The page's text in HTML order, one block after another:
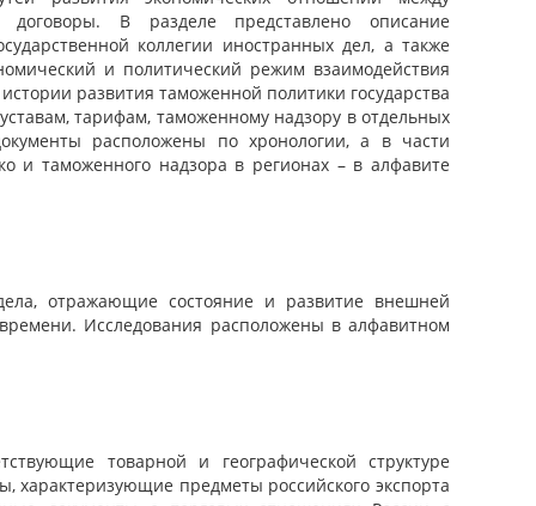
библиотека Республики Бурятия, Российская
библиотека, Российский государственный
Тобольский государственный историко-
библиотека имени Д. И. Менделеева.
договоры. В разделе представлено описание
коллегии иностранных дел, а также
и политический режим взаимодействия
развития таможенной политики государства
тарифам, таможенному надзору в отдельных
расположены по хронологии, а в части
и таможенного надзора в регионах – в алфавите
отражающие состояние и развитие внешней
Исследования расположены в алфавитном
товарной и географической структуре
характеризующие предметы российского экспорта